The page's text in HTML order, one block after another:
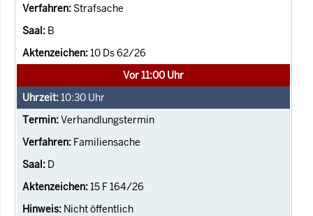
Strafsache
B
10 Ds 62/26
Vor 11:00 Uhr
10:30 Uhr
Verhandlungstermin
Familiensache
D
15 F 164/26
Nicht öffentlich